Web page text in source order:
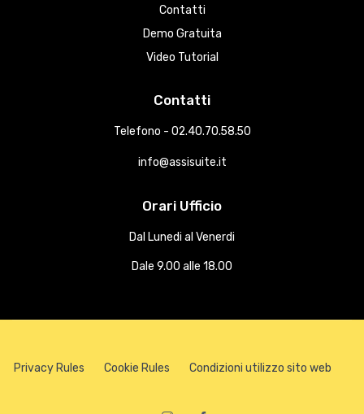
Contatti
Demo Gratuita
Video Tutorial
Contatti
Telefono - 02.40.70.58.50
info@assisuite.it
Orari Ufficio
Dal Lunedi al Venerdi
Dale 9.00 alle 18.00
Privacy Rules Cookie Rules Condizioni utilizzo sito web